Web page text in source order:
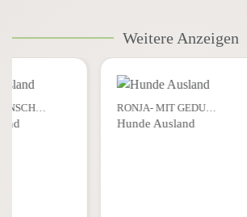
Weitere Anzeigen
RONJA- MIT GEDU…
Hunde Ausland